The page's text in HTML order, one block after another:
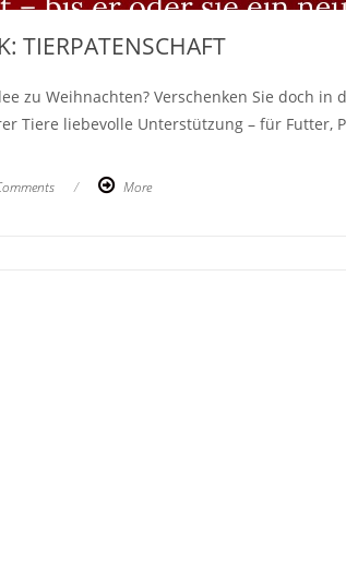
TIERPATENSCHAFT
zu Weihnachten? Verschenken Sie doch in
Tiere liebevolle Unterstützung – für Futter,
/ More